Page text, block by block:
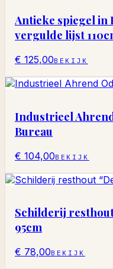
Antieke spiegel in
vergulde lijst
€ 125,00BEKIJK
Industrieel
Bureau
€ 104,00BEKIJK
Schilderij resthout
95cm
€ 78,00BEKIJK